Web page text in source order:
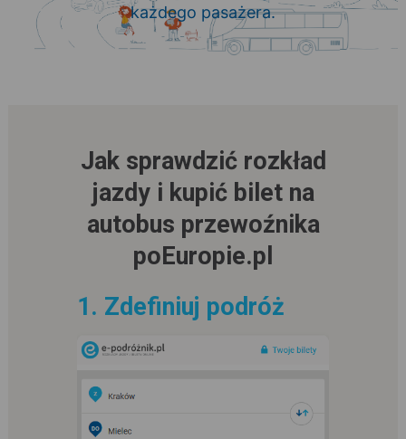
każdego pasażera.
Jak sprawdzić rozkład
jazdy i kupić bilet na
autobus przewoźnika
poEuropie.pl
1. Zdefiniuj podróż